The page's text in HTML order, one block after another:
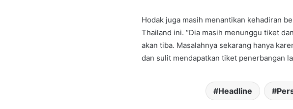
Hodak juga masih menantikan kehadiran
Thailand ini. “Dia masih menunggu tiket
akan tiba. Masalahnya sekarang hanya
dan sulit mendapatkan tiket penerbangan
Headline